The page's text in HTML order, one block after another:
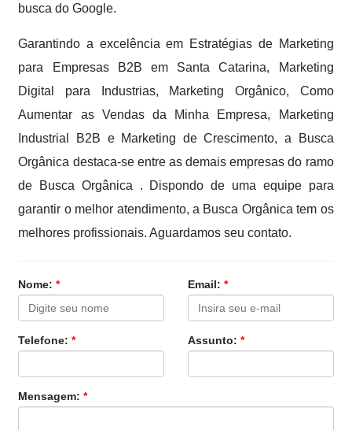
busca do Google.
Garantindo a excelência em Estratégias de Marketing
para Empresas B2B em Santa Catarina, Marketing
Digital para Industrias, Marketing Orgânico, Como
Aumentar as Vendas da Minha Empresa, Marketing
Industrial B2B e Marketing de Crescimento, a Busca
Orgânica destaca-se entre as demais empresas do ramo
de Busca Orgânica . Dispondo de uma equipe para
garantir o melhor atendimento, a Busca Orgânica tem os
melhores profissionais. Aguardamos seu contato.
Nome:* Email: *
Telefone:* Assunto: *
Mensagem:*